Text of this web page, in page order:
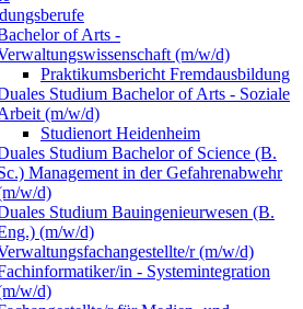
of Arts -
(m/w/d)
Praktikumsbericht Fremdausbildung
Studium Bachelor of Arts - Soziale
(m/w/d)
Studienort Heidenheim
Studium Bachelor of Science (B.
Management in der Gefahrenabwehr
w/d)
Studium Bauingenieurwesen (B.
(m/w/d)
r (m/w/d)
in - Systemintegration
w/d)